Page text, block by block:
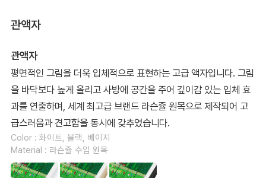
관액자
관액자
평면적인 그림을 더욱 입체적으로 표현하는 고급 액자입니다. 그림
을 바닥보다 높게 올리고 사방에 공간을 주어 깊이감 있는 입체 효
과를 연출하며, 세계 최고급 브랜드 라슨쥴 원목으로 제작되어 고
급스러움과 견고함을 동시에 갖추었습니다.
Color : 화이트, 블랙, 베이지
Material : 라슨쥴 수입 원목